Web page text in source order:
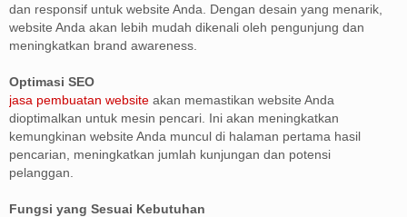
dan responsif untuk website Anda. Dengan desain yang menarik,
website Anda akan lebih mudah dikenali oleh pengunjung dan
meningkatkan brand awareness.
Optimasi SEO
jasa pembuatan website akan memastikan website Anda
dioptimalkan untuk mesin pencari. Ini akan meningkatkan
kemungkinan website Anda muncul di halaman pertama hasil
pencarian, meningkatkan jumlah kunjungan dan potensi
pelanggan.
Fungsi yang Sesuai Kebutuhan